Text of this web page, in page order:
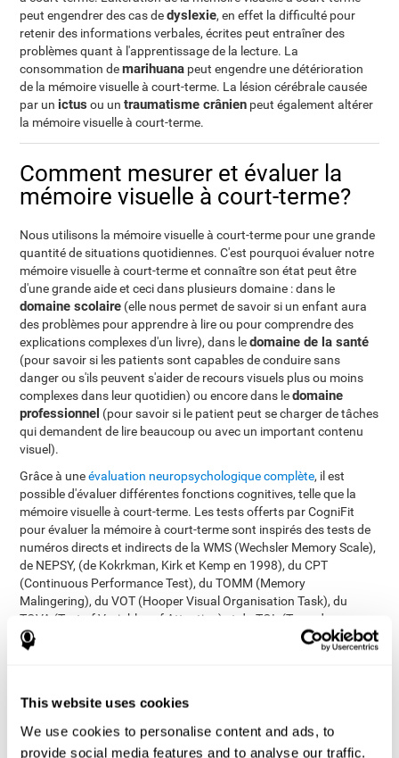
This website uses cookies
We use cookies to personalise content and ads, to
provide social media features and to analyse our traffic.
peut engendrer des cas dedyslexie, en effet la difficulté pour
retenir des informations verbales, écrites peut entraîner des
problèmes quant à l'apprentissage de la lecture. La
consommation demarihuana peut engendre une détérioration
de la mémoire visuelle à court-terme. La lésion cérébrale causée
par un ictus ou untraumatisme crânien peut également altérer
la mémoire visuelle à court-terme.
Comment mesurer et évaluer la
mémoire visuelle à court-terme?
Nous utilisons la mémoire visuelle à court-terme pour une grande
quantité de situations quotidiennes. C'est pourquoi évaluer notre
mémoire visuelle à court-terme et connaître son état peut être
d'une grande aide et ceci dans plusieurs domaine : dans le
domaine scolaire (elle nous permet de savoir si un enfant aura
des problèmes pour apprendre à lire ou pour comprendre des
explications complexes d'un livre), dans ledomaine de la santé
(pour savoir si les patients sont capables de conduire sans
danger ou s'ils peuvent s'aider de recours visuels plus ou moins
complexes dans leur quotidien) ou encore dans ledomaine
professionnel (pour savoir si le patient peut se charger de tâches
qui demandent de lire beaucoup ou avec un important contenu
visuel).
Grâce à uneévaluation neuropsychologique complète, il est
possible d'évaluer différentes fonctions cognitives, telle que la
mémoire visuelle à court-terme. Les tests offerts par CogniFit
pour évaluer la mémoire à court-terme sont inspirés des tests de
numéros directs et indirects de la WMS (Wechsler Memory Scale),
de NEPSY, (de Kokrkman, Kirk et Kemp en 1998), du CPT
(Continuous Performance Test), du TOMM (Memory
Malingering), du VOT (Hooper Visual Organisation Task), du
TOVA (Test of Variables of Attention) et du TOL (Torre de
Londres). En plus d´évaluer la mémoire visuelle à court-terme, ces
tests permettent également d'évaluer la mémoire à court-terme, le
flexibilité cognitive, la dénomination, la reconnaissance et la
vitesse de traitement.